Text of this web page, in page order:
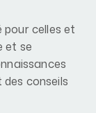
pour celles et
et se
conseils